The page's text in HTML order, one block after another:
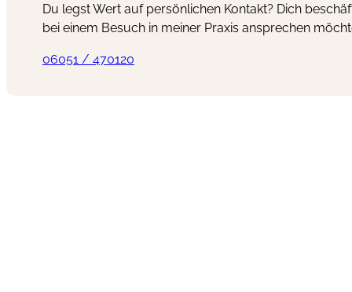
Du legst Wert auf persönlichen Kontakt? Dich
bei einem Besuch in meiner Praxis ansprechen
06051 / 470120